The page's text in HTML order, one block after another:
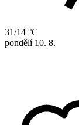
31/14 °C
pondělí 10. 8.